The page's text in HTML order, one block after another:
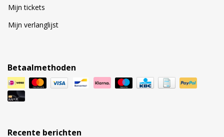
Mijn tickets
Mijn verlanglijst
Betaalmethoden
Recente berichten